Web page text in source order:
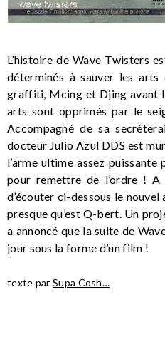
L’histoire de Wave Twisters
déterminés à sauver les
graffiti, Mcing et Djing avant
arts sont opprimés par le
Accompagné de sa
docteur Julio Azul DDS est
l’arme ultime assez
pour remettre de l’ordre !
d’écouter ci-dessous le
presque qu’est Q-bert. Un
a annoncé que la suite de
jour sous la forme d’un film !
texte par Supa Cosh…